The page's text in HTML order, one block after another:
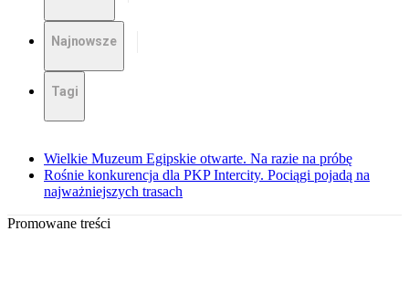
Najnowsze
Tagi
Wielkie Muzeum Egipskie otwarte. Na razie na próbę
Rośnie konkurencja dla PKP Intercity. Pociągi pojadą na
najważniejszych trasach
Promowane treści